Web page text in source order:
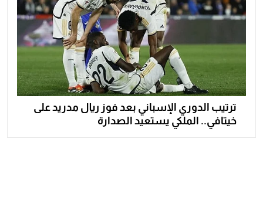
ترتيب الدوري الإسباني بعد فوز ريال مدريد على
خيتافي.. الملكي يستعيد الصدارة